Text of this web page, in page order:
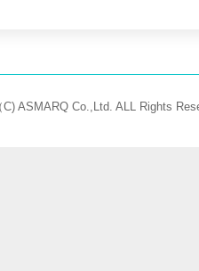
C) ASMARQ Co.,Ltd. ALL Rights